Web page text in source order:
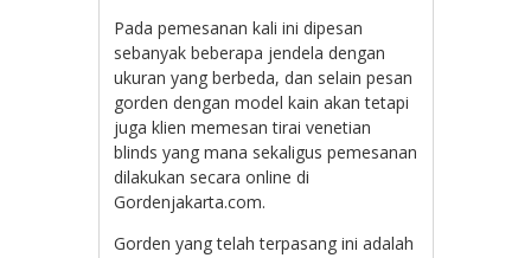
Pada pemesanan kali ini dipesan
sebanyak beberapa jendela dengan
ukuran yang berbeda, dan selain pesan
gorden dengan model kain akan tetapi
juga klien memesan tirai venetian
blinds yang mana sekaligus pemesanan
dilakukan secara online di
Gordenjakarta.com.
Gorden yang telah terpasang ini adalah